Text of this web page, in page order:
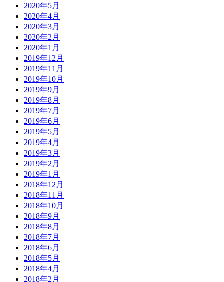
2020年5月
2020年4月
2020年3月
2020年2月
2020年1月
2019年12月
2019年11月
2019年10月
2019年9月
2019年8月
2019年7月
2019年6月
2019年5月
2019年4月
2019年3月
2019年2月
2019年1月
2018年12月
2018年11月
2018年10月
2018年9月
2018年8月
2018年7月
2018年6月
2018年5月
2018年4月
2018年2月